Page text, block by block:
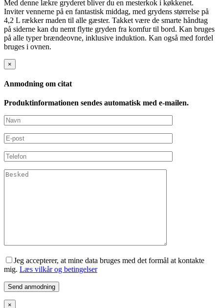
Med denne lækre gryderet bliver du en mesterkok i køkkenet.
Inviter vennerne på en fantastisk middag, med grydens størrelse på
4,2 L rækker maden til alle gæster. Takket være de smarte håndtag
på siderne kan du nemt flytte gryden fra komfur til bord. Kan bruges
på alle typer brændeovne, inklusive induktion. Kan også med fordel
bruges i ovnen.
×
Anmodning om citat
Produktinformationen sendes automatisk med e-mailen.
Jeg accepterer, at mine data bruges med det formål at kontakte
mig. Læs vilkår og betingelser
×